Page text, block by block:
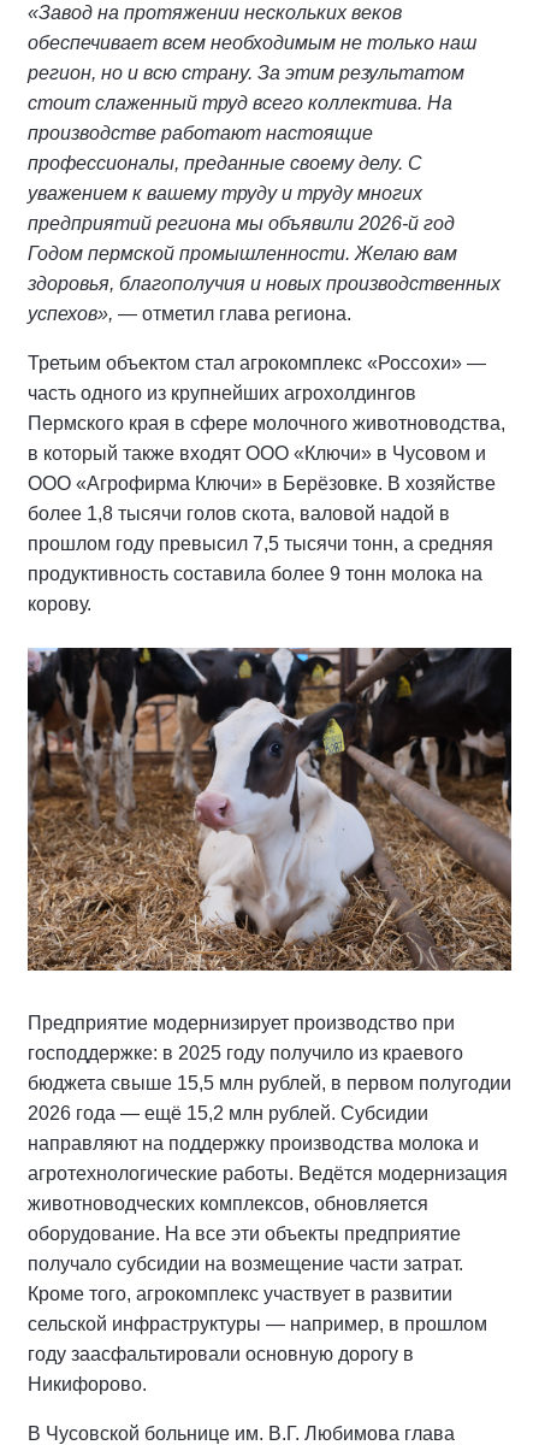
«Завод на протяжении нескольких веков
обеспечивает всем необходимым не только наш
регион, но и всю страну. За этим результатом
стоит слаженный труд всего коллектива. На
производстве работают настоящие
профессионалы, преданные своему делу. С
уважением к вашему труду и труду многих
предприятий региона мы объявили 2026-й год
Годом пермской промышленности. Желаю вам
здоровья, благополучия и новых производственных
успехов», — отметил глава региона.
Третьим объектом стал агрокомплекс «Россохи» —
часть одного из крупнейших агрохолдингов
Пермского края в сфере молочного животноводства,
в который также входят ООО «Ключи» в Чусовом и
ООО «Агрофирма Ключи» в Берёзовке. В хозяйстве
более 1,8 тысячи голов скота, валовой надой в
прошлом году превысил 7,5 тысячи тонн, а средняя
продуктивность составила более 9 тонн молока на
корову.
Предприятие модернизирует производство при
господдержке: в 2025 году получило из краевого
бюджета свыше 15,5 млн рублей, в первом полугодии
2026 года — ещё 15,2 млн рублей. Субсидии
направляют на поддержку производства молока и
агротехнологические работы. Ведётся модернизация
животноводческих комплексов, обновляется
оборудование. На все эти объекты предприятие
получало субсидии на возмещение части затрат.
Кроме того, агрокомплекс участвует в развитии
сельской инфраструктуры — например, в прошлом
году заасфальтировали основную дорогу в
Никифорово.
В Чусовской больнице им. В.Г. Любимова глава